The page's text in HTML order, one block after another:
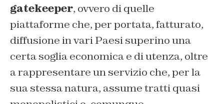
gatekeeper, ovvero di quelle
piattaforme che, per portata, fatturato,
diffusione in vari Paesi superino una
certa soglia economica e di utenza, oltre
a rappresentare un servizio che, per la
sua stessa natura, assume tratti quasi